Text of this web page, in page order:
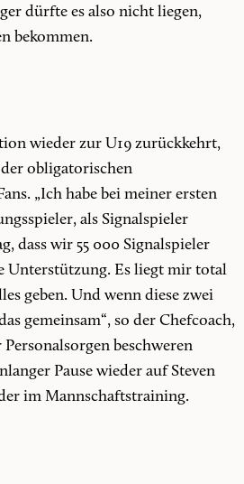
dürfte es also nicht liegen,
bekommen.
wieder zur U19 zurückkehrt,
obligatorischen
„Ich habe bei meiner ersten
als Signalspieler
dass wir 55 000 Signalspieler
Unterstützung. Es liegt mir total
geben. Und wenn diese zwei
gemeinsam“, so der Chefcoach,
beschweren
Pause wieder auf Steven
im Mannschaftstraining.